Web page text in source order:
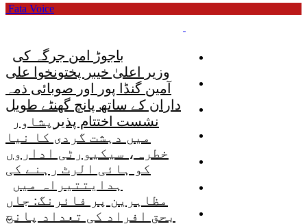
Fata Voice
باجوڑ امن جرگہ کی
وزیر اعلیٰ خیبر پختونخوا علی
آمین گنڈا پور اور صوبائی ذمہ
داران کے ساتھ پانچ گھنٹے طویل
نشست اختتام پذیر پشاور
میں دہشت گردی کا نیا
خطرہ، سیکیورٹی اداروں
کو ہائی الرٹ رہنے کی
ہدایت تیراہ میں
مظاہرین پر فائرنگ: جاں
بحق افراد کی تعداد پانچ